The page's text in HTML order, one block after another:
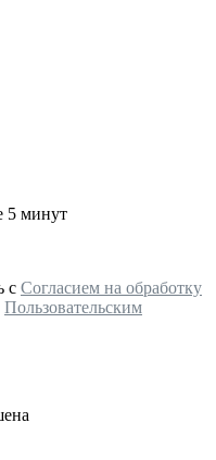
5 минут
с Согласием на обработку
Пользовательским